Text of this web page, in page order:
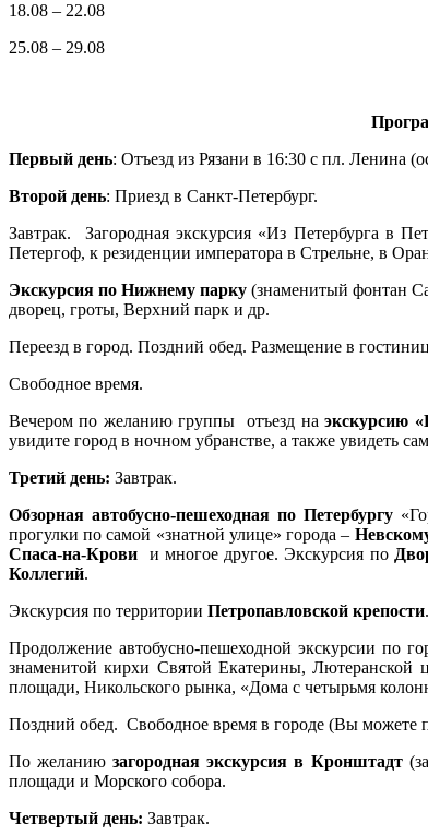
18.08 – 22.08
25.08 – 29.08
Первый день: Отъезд из Рязани в 16:30 с пл. Ленина
Второй день: Приезд в Санкт-Петербург.
Завтрак. Загородная экскурсия «Из Петербурга в
Петергоф, к резиденции императора в Стрельне, в
Экскурсия по Нижнему парку(знаменитый фонтан
дворец, гроты, Верхний парк и др.
Переезд в город. Поздний обед. Размещение в
Свободное время.
Вечером по желанию группы отъезд наэкскурсию
увидите город в ночном убранстве, а также увидеть
Третий день: Завтрак.
Обзорная автобусно-пешеходная по Петербургу
прогулки по самой «знатной улице» города –
Спаса-на-Крови и многое другое. Экскурсия по
Коллегий.
Экскурсия по территории Петропавловской крепости.
Продолжение автобусно-пешеходной экскурсии по
знаменитой кирхи Святой Екатерины, Лютеранской
площади, Никольского рынка, «Дома с четырьмя
Поздний обед. Свободное время в городе (Вы можете
По желаниюзагородная экскурсия в Кронштадт
площади и Морского собора.
Четвертый день: Завтрак.